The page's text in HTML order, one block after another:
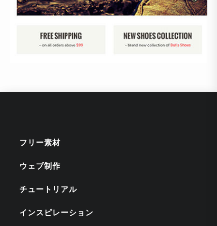
フリー素材
ウェブ制作
チュートリアル
インスピレーション